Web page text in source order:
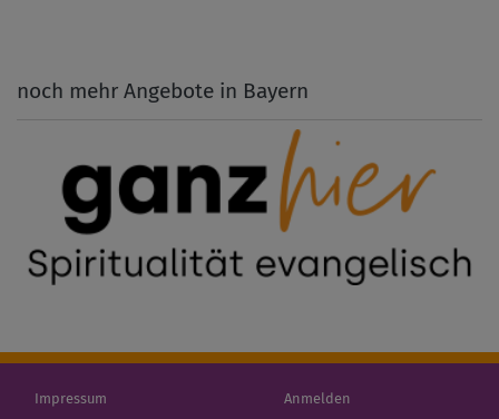
noch mehr Angebote in Bayern
Fußbereichsmenü
Impressum Benutzermenü
Anmelden